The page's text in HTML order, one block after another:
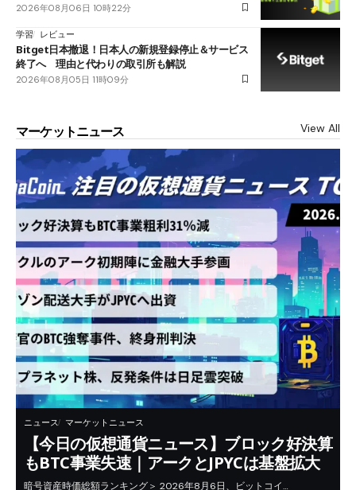
2026年08月06日 10時22分
学習 レビュー
Bitget日本撤退！日本人の新規登録停止＆サービス
終了へ 理由と代わりの取引所も解説
2026年08月05日 11時09分
マーケットニュース View All
ニュース マーケットニュース
【今日の仮想通貨ニュース】ブロック好決算
もBTC事業失速｜アークとJPYCは基盤拡大
暗号資産時価総額ランキング＞ 2026年8月6日、ビットコイ…